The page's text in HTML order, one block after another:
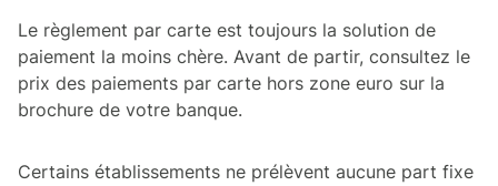
Le règlement par carte est toujours la solution de
paiement la moins chère. Avant de partir, consultez le
prix des paiements par carte hors zone euro sur la
brochure de votre banque.
Certains établissements ne prélèvent aucune part fixe